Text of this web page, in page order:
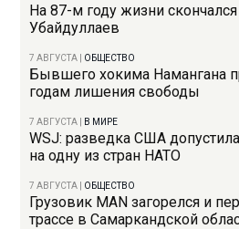
На 87-м году жизни
Убайдуллаев
7 АВГУСТА ОБЩЕСТВО
Бывшего хокима Намангана
годам лишения свободы
7 АВГУСТА В МИРЕ
WSJ: разведка США
на одну из стран НАТО
7 АВГУСТА ОБЩЕСТВО
Грузовик MAN загорелся и
трассе в Самаркандской